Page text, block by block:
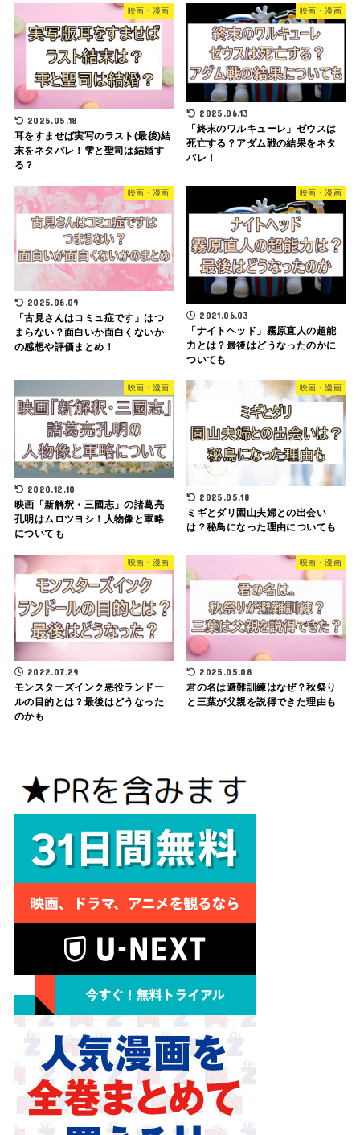
映画・漫画
2025.05.18
耳をすませば実写のラスト(最後)結
末をネタバレ！雫と聖司は結婚す
る？
映画・漫画
2025.06.13
「終末のワルキューレ」ゼウスは
死亡する？アダム戦の結果をネタ
バレ！
映画・漫画
2025.06.09
「古見さんはコミュ症です」はつ
まらない？面白いか面白くないか
の感想や評価まとめ！
映画・漫画
2021.06.03
「ナイトヘッド」霧原直人の超能
力とは？最後はどうなったのかに
ついても
映画・漫画
2020.12.10
映画「新解釈・三國志」の諸葛亮
孔明はムロツヨシ！人物像と軍略
についても
映画・漫画
2025.05.18
ミギとダリ園山夫婦との出会い
は？秘鳥になった理由についても
映画・漫画
2022.07.29
モンスターズインク悪役ランドー
ルの目的とは？最後はどうなった
のかも
映画・漫画
2025.05.08
君の名は避難訓練はなぜ？秋祭り
と三葉が父親を説得できた理由も